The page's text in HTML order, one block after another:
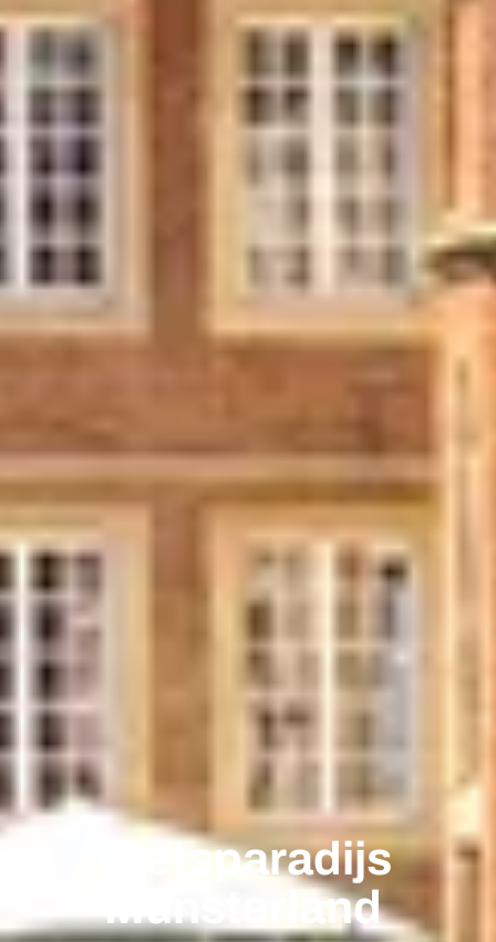
Fietsparadijs
Münsterland